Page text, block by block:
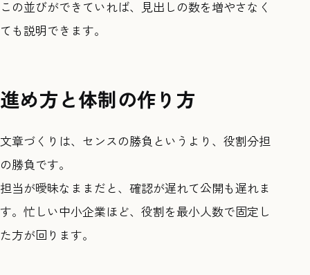
この並びができていれば、見出しの数を増やさなく
ても説明できます。
進め方と体制の作り方
文章づくりは、センスの勝負というより、役割分担
の勝負です。
担当が曖昧なままだと、確認が遅れて公開も遅れま
す。忙しい中小企業ほど、役割を最小人数で固定し
た方が回ります。